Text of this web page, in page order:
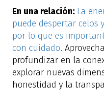
En una relación: La
puede despertar celos
por lo que es
con cuidado.
profundizar en la
explorar nuevas
honestidad y la